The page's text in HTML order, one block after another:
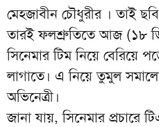
মেহজাবীন চৌধুরীর । তাই
তারই ফলশ্রুতিতে আজ (১৮
সিনেমার টিম নিয়ে বেরিয়ে
লাগাতে। এ নিয়ে তুমুল
অভিনেত্রী।
জানা যায়, সিনেমার প্রচারে